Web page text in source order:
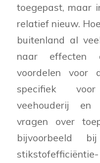
toegepast, maar
relatief nieuw.
buitenland al
naar effecten
voordelen voor
specifiek
veehouderij en
vragen over
bijvoorbeeld